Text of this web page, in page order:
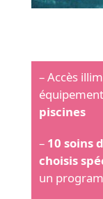
– Accès
piscines
– 10 soins
choisis
un